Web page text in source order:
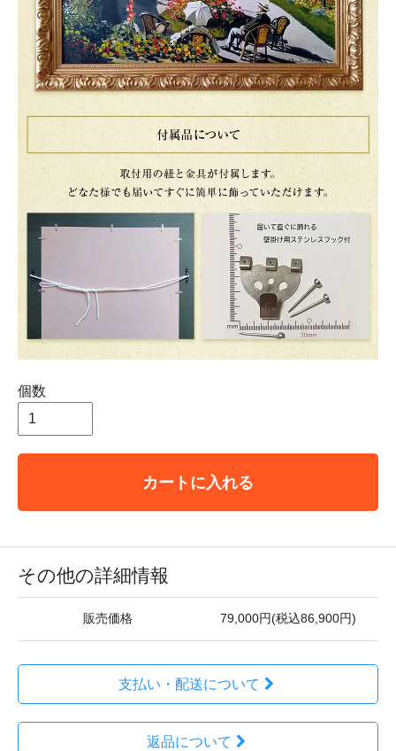
個数
カートに入れる
その他の詳細情報
販売価格 79,000円(税込86,900円)
支払い・配送について
返品について